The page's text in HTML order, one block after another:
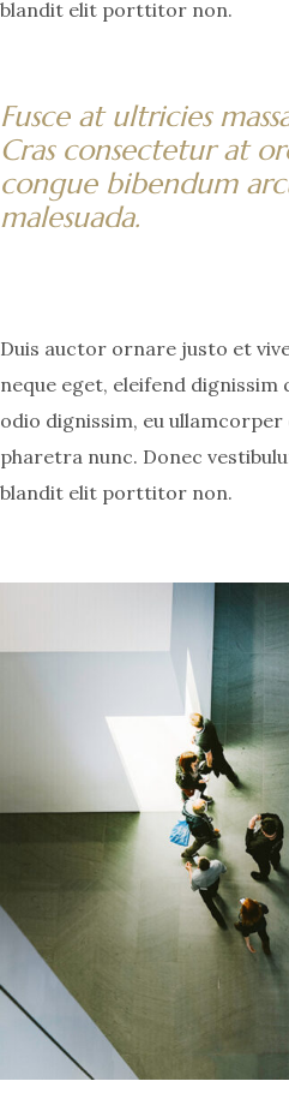
blandit elit porttitor non.
Fusce at ultricies
Cras consectetur at
congue bibendum
malesuada.
Duis auctor ornare justo et
neque eget, eleifend dignissim
odio dignissim, eu
pharetra nunc. Donec
blandit elit porttitor non.